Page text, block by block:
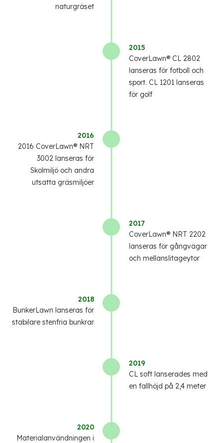
naturgräset
2015
CoverLawn® CL 2802
lanseras för fotboll och
sport. CL 1201 lanseras
för golf
2016
2016 CoverLawn® NRT
3002 lanseras för
Skolmiljö och andra
utsatta gräsmiljöer
2017
CoverLawn® NRT 2202
lanseras för gångvägar
och mellanslitageytor
2018
BunkerLawn lanseras för
stabilare stenfria bunkrar
2019
CL soft lanserades med
en fallhöjd på 2,4 meter
2020
Materialanvändningen i